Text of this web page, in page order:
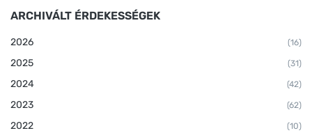
ARCHIVÁLT ÉRDEKESSÉGEK
2026 (16)
2025 (31)
2024 (42)
2023 (62)
2022 (10)